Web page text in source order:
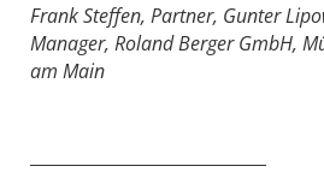
Frank Steffen, Partner, Gunter
Manager, Roland Berger GmbH,
am Main